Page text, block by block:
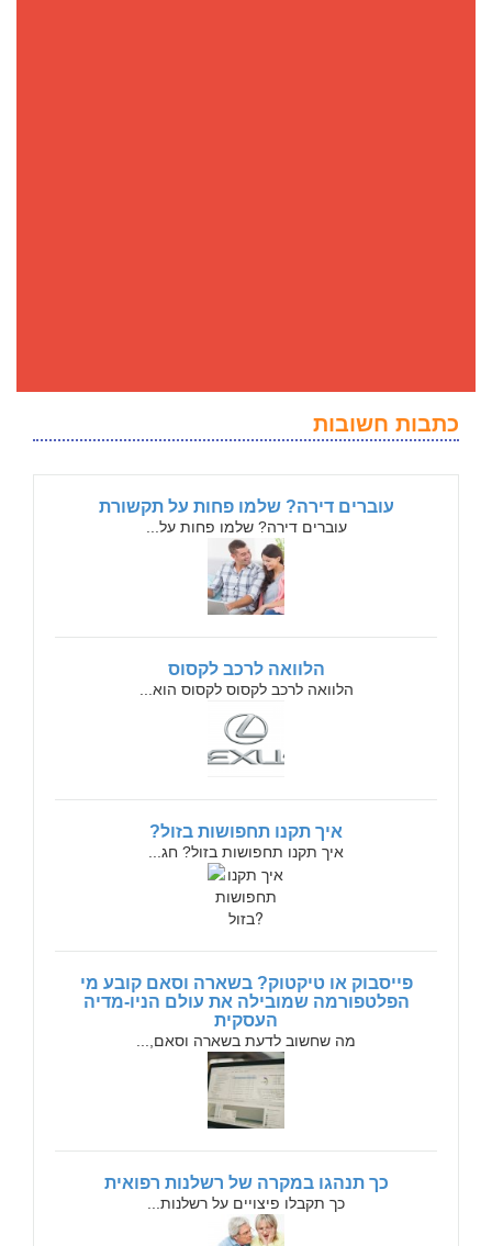
כתבות חשובות
עוברים דירה? שלמו פחות על תקשורת
עוברים דירה? שלמו פחות על...
הלוואה לרכב לקסוס
הלוואה לרכב לקסוס לקסוס הוא...
איך תקנו תחפושות בזול?
איך תקנו תחפושות בזול? חג...
פייסבוק או טיקטוק? בשארה וסאם קובע מי
הפלטפורמה שמובילה את עולם הניו-מדיה
העסקית
מה שחשוב לדעת בשארה וסאם,...
כך תנהגו במקרה של רשלנות רפואית
כך תקבלו פיצויים על רשלנות...